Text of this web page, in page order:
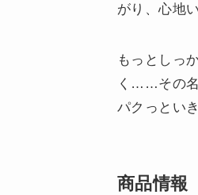
がり、心地
もっとしっ
く……その名
パクっとい
商品情報